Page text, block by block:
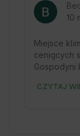
10
Miejsce
ceniących
Gospodyni
Pobyt
CZYTAJ